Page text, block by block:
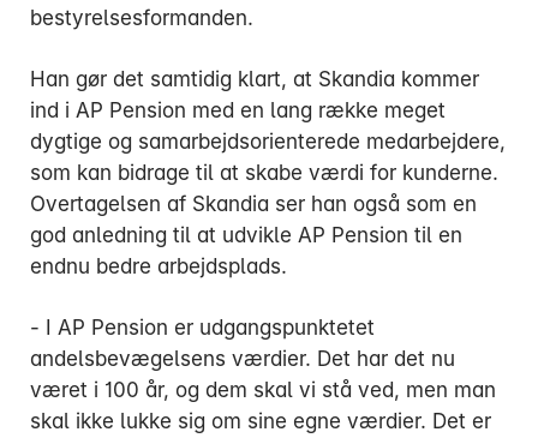
bestyrelsesformanden.
Han gør det samtidig klart, at Skandia kommer
ind i AP Pension med en lang række meget
dygtige og samarbejdsorienterede medarbejdere,
som kan bidrage til at skabe værdi for kunderne.
Overtagelsen af Skandia ser han også som en
god anledning til at udvikle AP Pension til en
endnu bedre arbejdsplads.
- I AP Pension er udgangspunktetet
andelsbevægelsens værdier. Det har det nu
været i 100 år, og dem skal vi stå ved, men man
skal ikke lukke sig om sine egne værdier. Det er